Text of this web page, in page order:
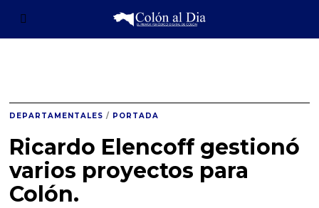
DEPARTAMENTALES / PORTADA
Ricardo Elencoff gestionó
varios proyectos para
Colón.